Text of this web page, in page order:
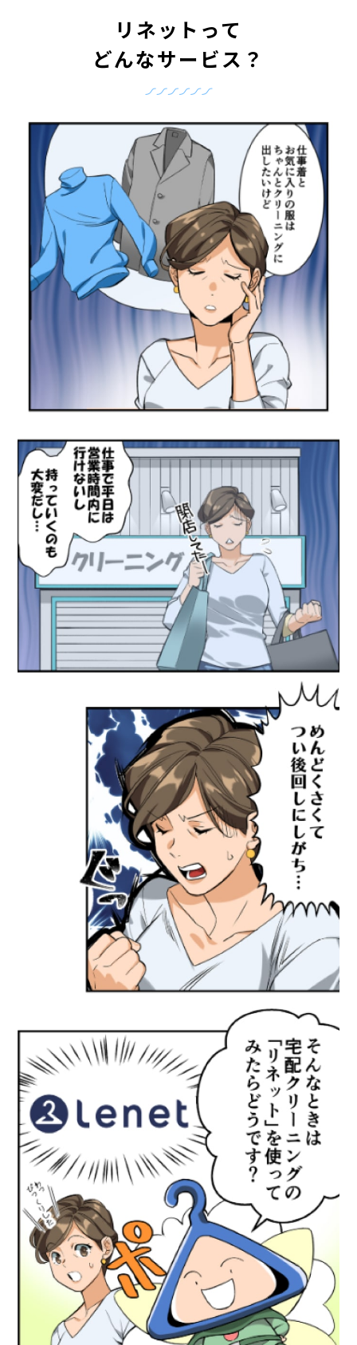
リネットって
どんなサービス？